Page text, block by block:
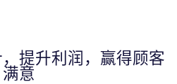
提升利润，赢得顾客
满意